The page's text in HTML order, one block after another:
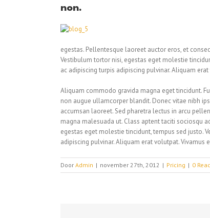
non.
egestas. Pellentesque laoreet auctor eros, et
Vestibulum tortor nisi, egestas eget molestie
ac adipiscing turpis adipiscing pulvinar. Aliquam
Aliquam commodo gravida magna eget tincidunt.
non augue ullamcorper blandit. Donec vitae nibh
accumsan laoreet. Sed pharetra lectus in arcu
magna malesuada ut. Class aptent taciti sociosqu
egestas eget molestie tincidunt, tempus sed justo.
adipiscing pulvinar. Aliquam erat volutpat.
Door Admin | november 27th, 2012 | Pricing | 0